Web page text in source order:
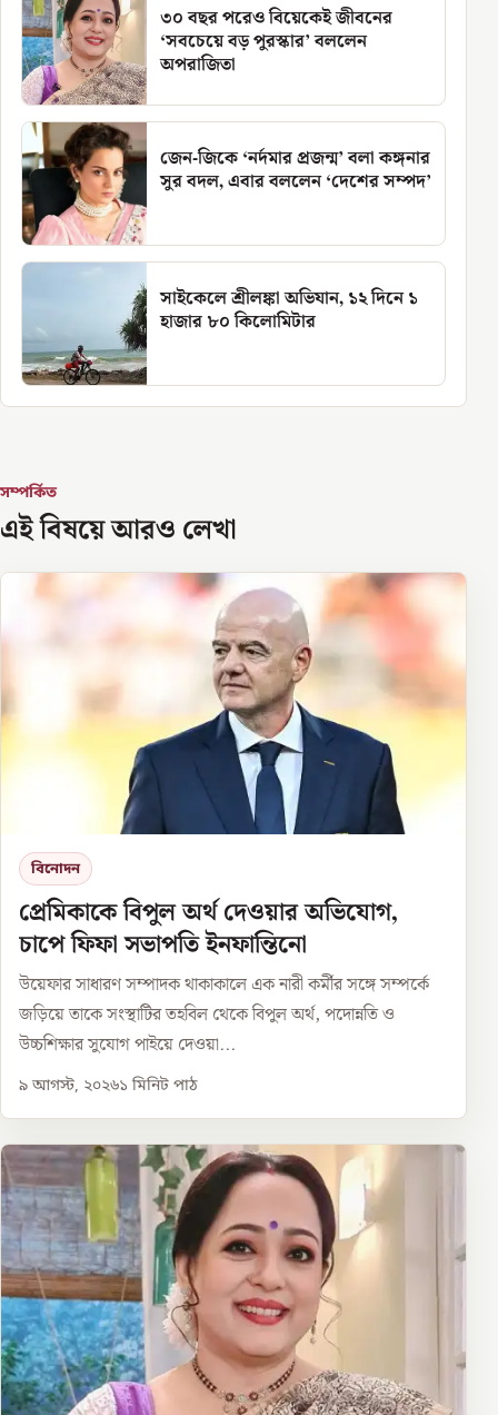
৩০ বছর পরেও বিয়েকেই জীবনের
‘সবচেয়ে বড় পুরস্কার’ বললেন
অপরাজিতা
জেন-জিকে ‘নর্দমার প্রজন্ম’ বলা কঙ্গনার
সুর বদল, এবার বললেন ‘দেশের সম্পদ’
সাইকেলে শ্রীলঙ্কা অভিযান, ১২ দিনে ১
হাজার ৮০ কিলোমিটার
সম্পর্কিত
এই বিষয়ে আরও লেখা
বিনোদন
প্রেমিকাকে বিপুল অর্থ দেওয়ার অভিযোগ,
চাপে ফিফা সভাপতি ইনফান্তিনো
উয়েফার সাধারণ সম্পাদক থাকাকালে এক নারী কর্মীর সঙ্গে সম্পর্কে
জড়িয়ে তাকে সংস্থাটির তহবিল থেকে বিপুল অর্থ, পদোন্নতি ও
উচ্চশিক্ষার সুযোগ পাইয়ে দেওয়া...
৯ আগস্ট, ২০২৬১ মিনিট পাঠ